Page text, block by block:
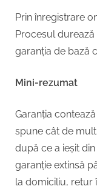
Prin înregistrare
Procesul
garanția de bază
Mini-rezumat
Garanția
spune cât de
după ce a ieșit
garanție extinsă
la domiciliu, retur